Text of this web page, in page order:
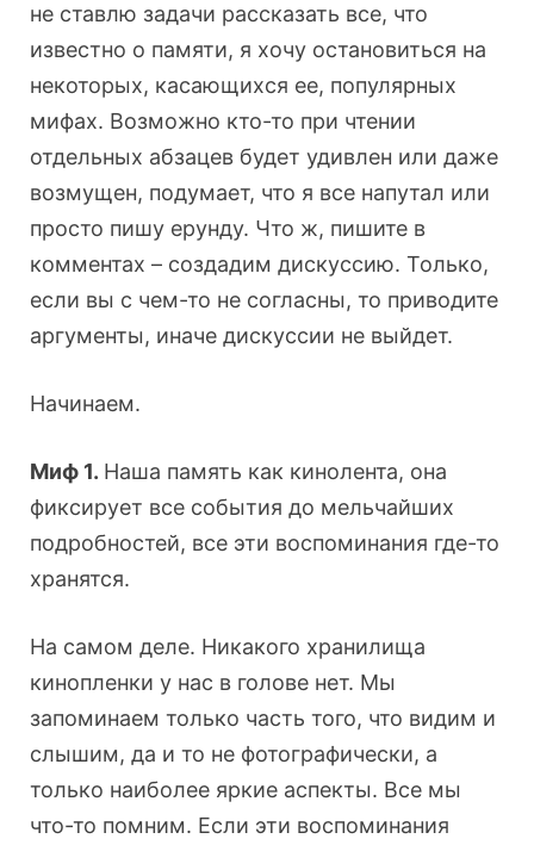
не ставлю задачи рассказать все, что
известно о памяти, я хочу остановиться на
некоторых, касающихся ее, популярных
мифах. Возможно кто-то при чтении
отдельных абзацев будет удивлен или даже
возмущен, подумает, что я все напутал или
просто пишу ерунду. Что ж, пишите в
комментах – создадим дискуссию. Только,
если вы с чем-то не согласны, то приводите
аргументы, иначе дискуссии не выйдет.
Начинаем.
Миф 1. Наша память как кинолента, она
фиксирует все события до мельчайших
подробностей, все эти воспоминания где-то
хранятся.
На самом деле. Никакого хранилища
кинопленки у нас в голове нет. Мы
запоминаем только часть того, что видим и
слышим, да и то не фотографически, а
только наиболее яркие аспекты. Все мы
что-то помним. Если эти воспоминания